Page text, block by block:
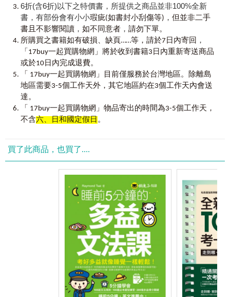
【使用說明】
史上最強的全民英檢中級單字＋文法，一本搞定全民英檢中
級必考單字！
Step 1 官方字表全收錄，依照出現頻率依序分類。
彙整全民英檢中級官方字表，打造絕對符合官方程度的單字
書，並依照出現頻率分成三大章節，不怕搞錯重點，花太多
時間在考試比較少出現的單字上，中級必考單字一網打盡！
Step 2右頁上方標示起始與結束單字，方便查找。
的學習進度。
單字補充延伸學習，逐步累積英文實力。
除了官方字表的單字外，每個單字還有近反義字、片語等延
伸補充，不只學習該單字，更能延伸學習，將單字融會貫
通，逐步累積應試實力！
黃金例句搭配實用文法，背完單字更要靈活運用！
如果只會死背單字無法靈活運用，上考場時腦袋還是會一片
空白！書中每個單字都搭配實用例句，並隨機補充例句中使
用到的文法，背單字順便學文法，學習更完整！
獨家附贈劉婕老師真人講解文法影片，學習印象更深
除了隨機補充例句中的文法外，更隨機穿插和文法對應的劉
U∣unbelievable ～ usage
V∣vacancy ～ vowel
W∣wage ～ writing
Y∣yawn ～ youthful
Z∣zone
Chapter3中頻單字
A∣aboard ～ ax
B∣B.C. ～ bush
C∣cabin ～ cyclist
D∣dairy ～ duckling
E∣elbow ～ eyesight
H∣hairdresser ～ hut
P∣Pacific ～ puppet
T∣tablecloth ～ typist
W∣wheat ～ wreath
6折(含6折)以下之特價書，所提供之商品並非100%全新
書，有部份會有小小瑕疵(如書封小刮傷等) ， 但並非二手
書且不影響閱讀 ， 如不同意者 ， 請勿下單。
所購買之書籍如有破損、缺頁……等，請於7日內寄回 ，
「17buy一起買購物網」將於收到書籍3日內重新寄送商品
或於10日內完成退費。
「 17buy一起買購物網」目前僅服務於台灣地區。除離島
地區需要3-5個工作天外，其它地區約在3個工作天內會送
達。
「 17buy一起買購物網」物品寄出的時間為3-5個工作天，
不含六、日和國定假日 。
買了此商品，也買了....